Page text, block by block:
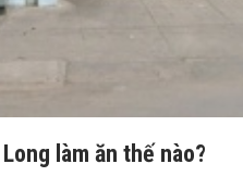
làm ăn thế nào?